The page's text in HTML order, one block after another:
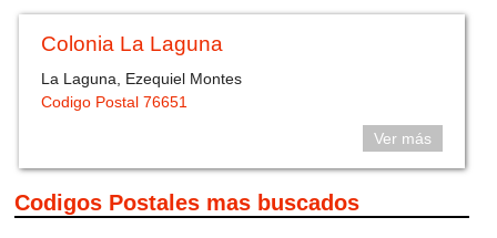
Colonia La Laguna
La Laguna, Ezequiel Montes
Codigo Postal 76651
Ver más
Codigos Postales mas buscados